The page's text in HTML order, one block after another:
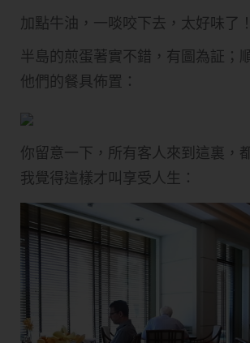
加點牛油，一啖咬下去，太好味了！
半島的煎蛋著實不錯，有圖為証；
他們的餐具佈置：
你留意一下，所有客人來到這裏，
我覺得這樣才叫享受人生：